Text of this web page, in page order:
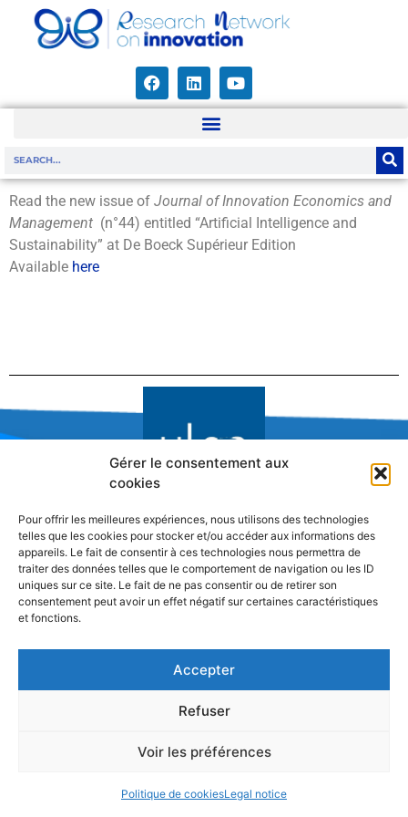
Gérer le consentement aux
cookies
Pour offrir les meilleures expériences, nous utilisons des technologies
telles que les cookies pour stocker et/ou accéder aux informations des
appareils. Le fait de consentir à ces technologies nous permettra de
traiter des données telles que le comportement de navigation ou les ID
uniques sur ce site. Le fait de ne pas consentir ou de retirer son
consentement peut avoir un effet négatif sur certaines caractéristiques
et fonctions.
Accepter
Refuser
Voir les préférences
Politique de cookiesLegal notice
Read the new issue of Journal of Innovation Economics and
Management (n°44) entitled “Artificial Intelligence and
Sustainability” at De Boeck Supérieur Edition
Available here
Research Network on Innovation